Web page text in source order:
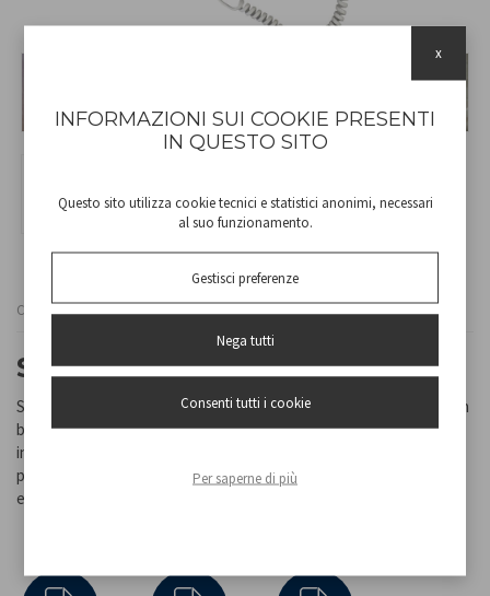
Cod 40.490
SÈCHE-CHEVEUX
Sèche-cheveux compact avec deux vitesses sélectionnables et un
bouton de soufflage d'air froid. Équipé d'un support mural avec
interrupteur automatique marche / arrêt et d'un câble à ressort
pratique, extensible jusqu'à 2 m. Complet avec concentrateur d'air
et vis pour montage mural.
INFORMAZIONI SUI COOKIE PRESENTI
IN QUESTO SITO
Questo sito utilizza cookie tecnici e statistici anonimi, necessari
al suo funzionamento.
Gestisci preferenze
Nega tutti
Consenti tutti i cookie
Per saperne di più
x